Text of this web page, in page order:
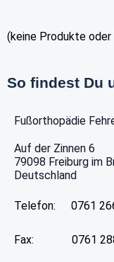
(keine Produkte
So findest Du
Fußorthopädie
Auf der Zinnen 6
79098 Freiburg im
Deutschland
Telefon: 0761
Fax: 0761